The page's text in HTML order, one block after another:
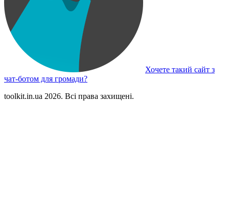
Хочете такий сайт з
чат-ботом для громади?
toolkit.in.ua 2026. Всі права захищені.